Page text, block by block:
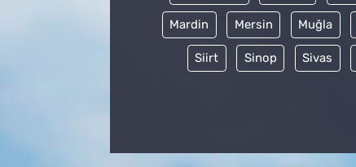
Mardin Mersin Muğla
Siirt Sinop Sivas